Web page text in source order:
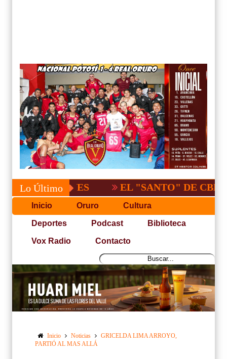
Lo Último EL "SANTO" DE CBBA,
Inicio Oruro Cultura
Deportes Podcast Biblioteca
Vox Radio Contacto
Inicio Noticias
GRICELDA LIMA ARROYO,
PARTIÓ AL MAS ALLÁ